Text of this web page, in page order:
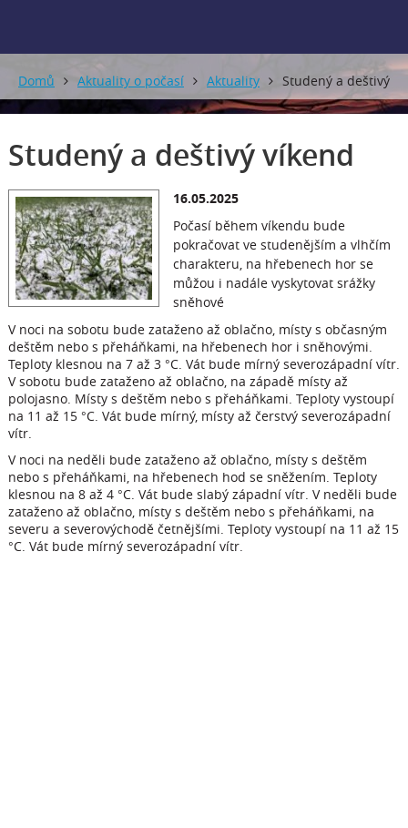
Domů Aktuality o počasí Aktuality Studený a deštivý
víkend
Studený a deštivý víkend
16.05.2025
Počasí během víkendu bude
pokračovat ve studenějším a vlhčím
charakteru, na hřebenech hor se
můžou i nadále vyskytovat srážky
sněhové
V noci na sobotu bude zataženo až oblačno, místy s občasným
deštěm nebo s přeháňkami, na hřebenech hor i sněhovými.
Teploty klesnou na 7 až 3 °C. Vát bude mírný severozápadní vítr.
V sobotu bude zataženo až oblačno, na západě místy až
polojasno. Místy s deštěm nebo s přeháňkami. Teploty vystoupí
na 11 až 15 °C. Vát bude mírný, místy až čerstvý severozápadní
vítr.
V noci na neděli bude zataženo až oblačno, místy s deštěm
nebo s přeháňkami, na hřebenech hod se sněžením. Teploty
klesnou na 8 až 4 °C. Vát bude slabý západní vítr. V neděli bude
zataženo až oblačno, místy s deštěm nebo s přeháňkami, na
severu a severovýchodě četnějšími. Teploty vystoupí na 11 až 15
°C. Vát bude mírný severozápadní vítr.